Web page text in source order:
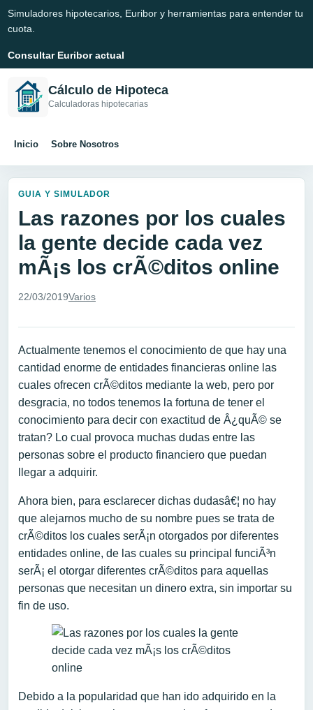
Simuladores hipotecarios, Euribor y herramientas para entender tu
cuota.
Consultar Euribor actual
Cálculo de Hipoteca
Calculadoras hipotecarias
Inicio Sobre Nosotros
GUIA Y SIMULADOR
Las razones por los cuales
la gente decide cada vez
mÃ¡s los crÃ©ditos online
22/03/2019Varios
Actualmente tenemos el conocimiento de que hay una
cantidad enorme de entidades financieras online las
cuales ofrecen crÃ©ditos mediante la web, pero por
desgracia, no todos tenemos la fortuna de tener el
conocimiento para decir con exactitud de Â¿quÃ© se
tratan? Lo cual provoca muchas dudas entre las
personas sobre el producto financiero que puedan
llegar a adquirir.
Ahora bien, para esclarecer dichas dudasâ€¦ no hay
que alejarnos mucho de su nombre pues se trata de
crÃ©ditos los cuales serÃ¡n otorgados por diferentes
entidades online, de las cuales su principal funciÃ³n
serÃ¡ el otorgar diferentes crÃ©ditos para aquellas
personas que necesitan un dinero extra, sin importar su
fin de uso.
Debido a la popularidad que han ido adquirido en la